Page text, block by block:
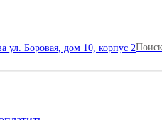
ул. Боровая, дом 10, корпус 2Поиск